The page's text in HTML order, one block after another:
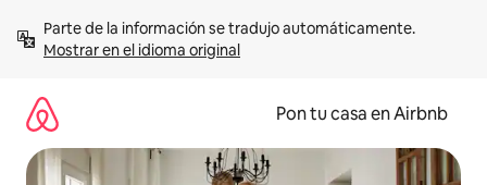
contenidoMostrar en el idioma original
Pon tu casa en Airbnb